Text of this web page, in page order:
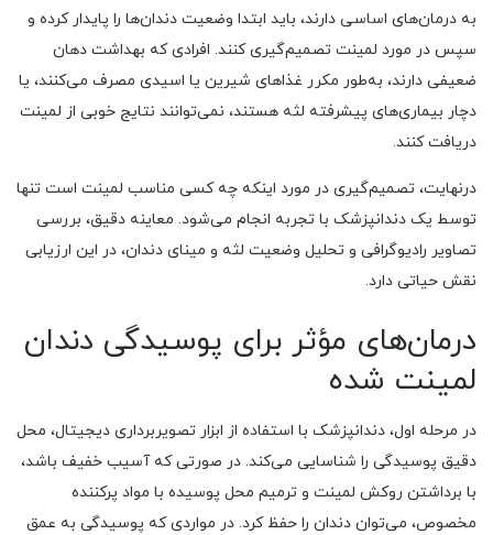
به درمان‌های اساسی دارند، باید ابتدا وضعیت دندان‌ها را پایدار کرده و
سپس در مورد لمینت تصمیم‌گیری کنند. افرادی که بهداشت دهان
ضعیفی دارند، به‌طور مکرر غذاهای شیرین یا اسیدی مصرف می‌کنند، یا
دچار بیماری‌های پیشرفته لثه هستند، نمی‌توانند نتایج خوبی از لمینت
دریافت کنند.
درنهایت، تصمیم‌گیری در مورد اینکه چه کسی مناسب لمینت است تنها
توسط یک دندانپزشک با تجربه انجام می‌شود. معاینه دقیق، بررسی
تصاویر رادیوگرافی و تحلیل وضعیت لثه و مینای دندان، در این ارزیابی
نقش حیاتی دارد.
درمان‌های مؤثر برای پوسیدگی دندان
لمینت شده
در مرحله اول، دندانپزشک با استفاده از ابزار تصویربرداری دیجیتال، محل
دقیق پوسیدگی را شناسایی می‌کند. در صورتی که آسیب خفیف باشد،
با برداشتن روکش لمینت و ترمیم محل پوسیده با مواد پرکننده
مخصوص، می‌توان دندان را حفظ کرد. در مواردی که پوسیدگی به عمق